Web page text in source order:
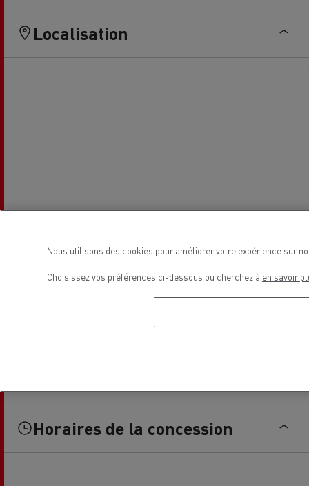
Localisation
Horaires de la concession
Nous utilisons des cookies pour améliorer votre expérience sur
Choisissez vos préférences ci-dessous ou cherchez à en savoir